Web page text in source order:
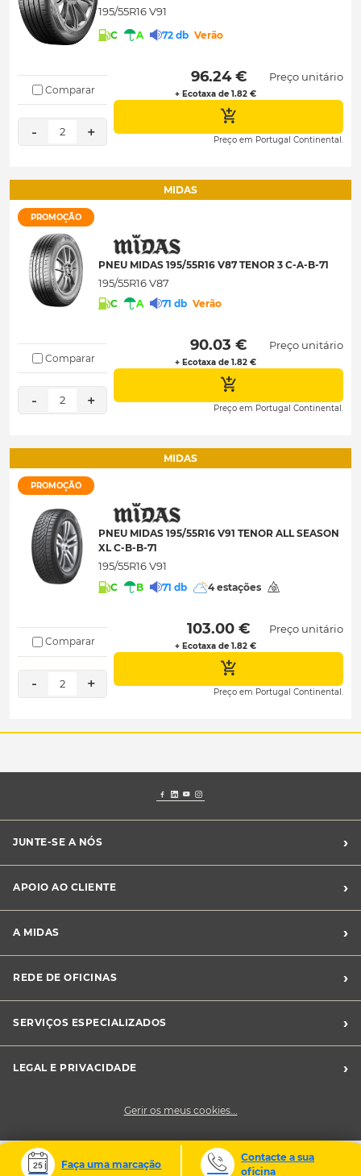
195/55R16 V91
C A 72 db Verão
Comparar
- 2 +
96.24 €
+ Ecotaxa de 1.82 €
Preço unitário
Preço em Portugal Continental.
MIDAS
PROMOÇÃO
PNEU MIDAS 195/55R16 V87 TENOR 3 C-A-B-71
195/55R16 V87
C A 71 db Verão
Comparar
- 2 +
90.03 €
+ Ecotaxa de 1.82 €
Preço unitário
Preço em Portugal Continental.
MIDAS
PROMOÇÃO
PNEU MIDAS 195/55R16 V91 TENOR ALL SEASON
XL C-B-B-71
195/55R16 V91
C B 71 db 4 estações
Comparar
- 2 +
103.00 €
+ Ecotaxa de 1.82 €
Preço unitário
Preço em Portugal Continental.
JUNTE-SE A NÓS ›
Franchising Midas
APOIO AO CLIENTE ›
Livro de Reclamações
Canal de Denúncias
Perguntas Frequentes
A MIDAS ›
Sustentabilidade
Notícias Midas
REDE DE OFICINAS ›
SERVIÇOS ESPECIALIZADOS
›
LEGAL E PRIVACIDADE
›
Cookies
Gerir os meus cookies...
Faça uma marcação
Contacte a sua
oficina